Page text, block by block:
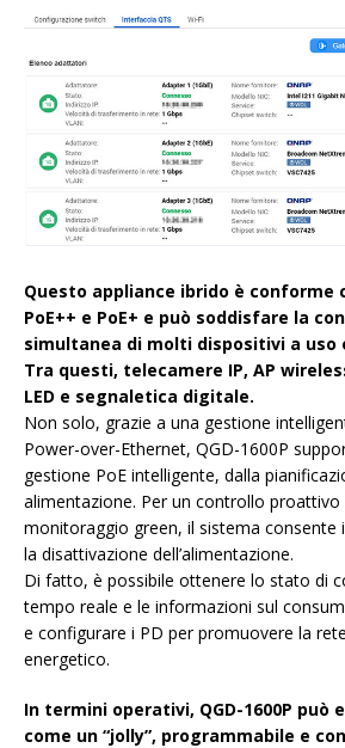
Questo appliance ibrido è conforme
PoE++ e PoE+ e può soddisfare la
simultanea di molti dispositivi a uso
Tra questi, telecamere IP, AP
LED e segnaletica digitale.
Non solo, grazie a una gestione
Power-over-Ethernet, QGD-1600P
gestione PoE intelligente, dalla
alimentazione. Per un controllo proattivo
monitoraggio green, il sistema consente
la disattivazione dell’alimentazione.
Di fatto, è possibile ottenere lo stato di
tempo reale e le informazioni sul
e configurare i PD per promuovere la
energetico.
In termini operativi, QGD-1600P può
come un “jolly”, programmabile e